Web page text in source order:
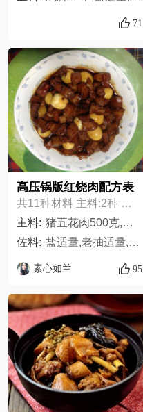
71
高压锅版红烧肉配方表
共11种材料 主料:2种 佐料:9种
主料: 猪五花肉500克,鹌鹑蛋10个
佐料: 盐适量,老抽适量,生抽适量,腐乳汁适量,香叶适量,花椒适量,大料适量,辣椒适量,姜适量
素心如兰 95